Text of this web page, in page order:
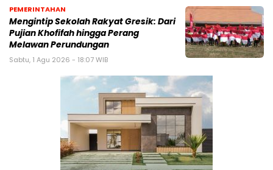
PEMERINTAHAN
Mengintip Sekolah Rakyat Gresik: Dari
Pujian Khofifah hingga Perang
Melawan Perundungan
Sabtu, 1 Agu 2026 - 18:07 WIB